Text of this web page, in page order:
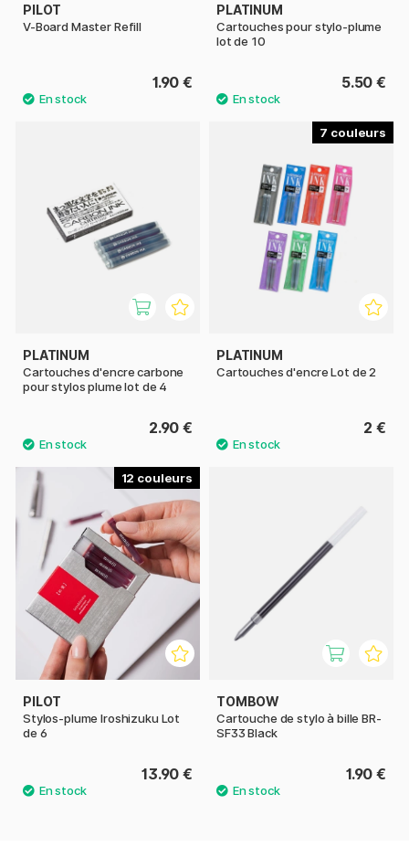
PILOT
V-Board Master Refill
1.90 €
PLATINUM
Cartouches pour stylo-plume
lot de 10
5.50 €
PLATINUM
Cartouches d'encre carbone
pour stylos plume lot de 4
2.90 €
7
PLATINUM
Cartouches d'encre Lot de 2
2 €
12
PILOT
Stylos-plume Iroshizuku Lot
de 6
13.90 €
TOMBOW
Cartouche de stylo à bille BR-
SF33 Black
1.90 €